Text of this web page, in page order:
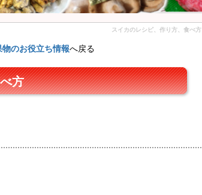
スイカのレシピ、作り方、食べ方
物のお役立ち情報へ戻る
方